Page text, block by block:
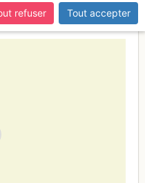
di Bergamo
refuser
Tout accepter